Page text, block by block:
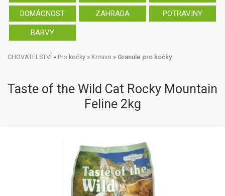
DOMÁCNOST ZAHRADA POTRAVINY
BARVY
CHOVATELSTVÍ » Pro kočky » Krmivo » Granule pro kočky
Taste of the Wild Cat Rocky Mountain
Feline 2kg